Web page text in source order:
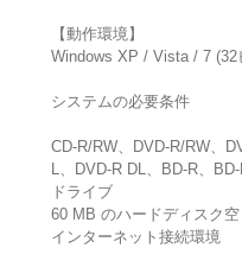
【動作環境】
Windows XP / Vista / 7 (32
システムの必要条件
CD-R/RW、DVD-R/RW、
L、DVD-R DL、BD-R、
ドライブ
60 MB のハードディスク
インターネット接続環境